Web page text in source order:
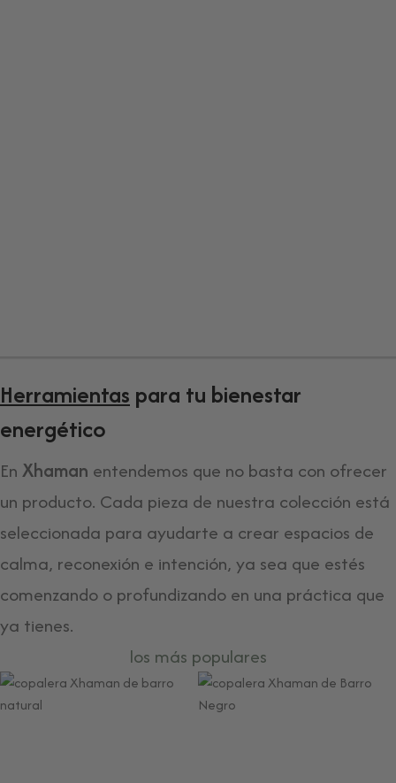
Herramientas para tu bienestar
energético
En Xhaman entendemos que no basta con ofrecer
un producto. Cada pieza de nuestra colección está
seleccionada para ayudarte a crear espacios de
calma, reconexión e intención, ya sea que estés
comenzando o profundizando en una práctica que
ya tienes.
los más populares